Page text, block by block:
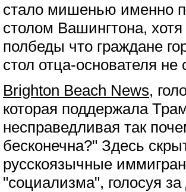
стало мишенью именно
столом Вашингтона,
полбеды что граждане
стол отца-основателя не
Brighton Beach News,
которая поддержала
несправедливая так
бесконечна?" Здесь
русскоязычные
"социализма", голосуя